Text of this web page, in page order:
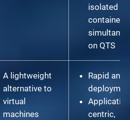
isolated
containers
on QTS
A lightweight
alternative to
virtual
machines
Rapid and
centric,